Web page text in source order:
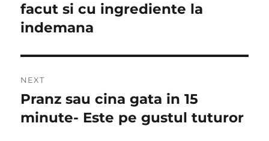
post:
facut si cu ingrediente la
indemana
NEXT
Next
post:
Pranz sau cina gata in 15
minute- Este pe gustul tuturor